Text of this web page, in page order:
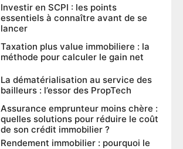
Investir en SCPI : les points
essentiels à connaître avant de se
lancer
Taxation plus value immobiliere : la
méthode pour calculer le gain net
La dématérialisation au service des
bailleurs : l’essor des PropTech
Assurance emprunteur moins chère :
quelles solutions pour réduire le coût
de son crédit immobilier ?
Rendement immobilier : pourquoi le